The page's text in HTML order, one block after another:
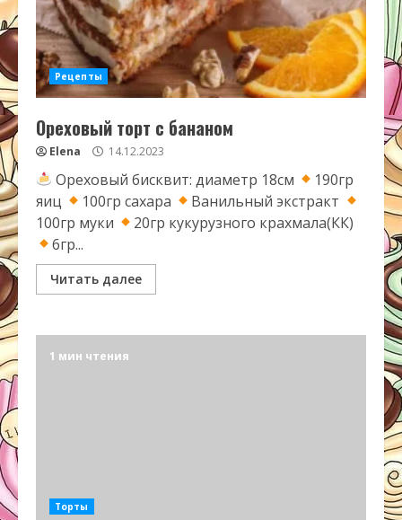
Рецепты
Ореховый торт с бананом
Elena 14.12.2023
Ореховый бисквит: диаметр 18см
190гр
яиц
100гр сахара
Ванильный экстракт
100гр муки
20гр кукурузного крахмала(КК)
6гр...
Читать далее
1 мин чтения
Торты